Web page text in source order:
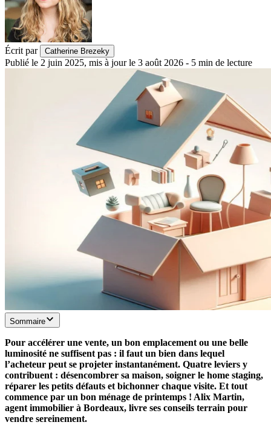
Écrit par Catherine Brezeky
Publié le 2 juin 2025, mis à jour le 3 août 2026 - 5 min de lecture
Sommaire
Pour accélérer une vente, un bon emplacement ou une belle
luminosité ne suffisent pas : il faut un bien dans lequel
l’acheteur peut se projeter instantanément. Quatre leviers y
contribuent : désencombrer sa maison, soigner le home staging,
réparer les petits défauts et bichonner chaque visite. Et tout
commence par un bon ménage de printemps ! Alix Martin,
agent immobilier à Bordeaux, livre ses conseils terrain pour
vendre sereinement.